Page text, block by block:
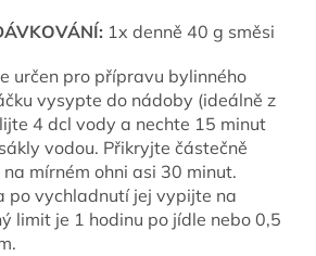
1x denně 40 g směsi
určen pro přípravu bylinného
vysypte do nádoby (ideálně z
4 dcl vody a nechte 15 minut
vodou. Přikryjte částečně
mírném ohni asi 30 minut.
po vychladnutí jej vypijte na
limit je 1 hodinu po jídle nebo 0,5